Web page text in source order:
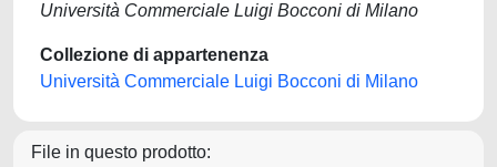
Università Commerciale Luigi Bocconi di Milano
Collezione di appartenenza
Università Commerciale Luigi Bocconi di Milano
File in questo prodotto: